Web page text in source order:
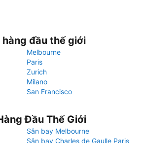
đầu thế giới
Melbourne
Paris
Zurich
Milano
San Francisco
Đầu Thế Giới
Sân bay Melbourne
Sân bay Charles de Gaulle Paris